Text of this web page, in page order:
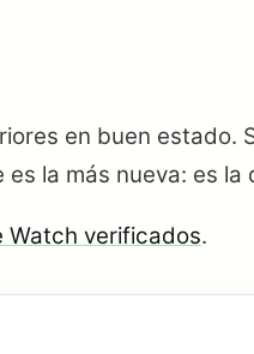
en buen
la más nueva: es
Watch verificados.